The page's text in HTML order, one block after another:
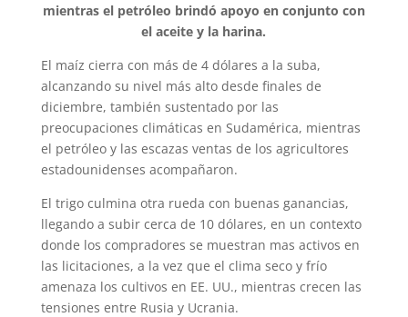
mientras el petróleo brindó apoyo en conjunto con
el aceite y la harina.
El maíz cierra con más de 4 dólares a la suba,
alcanzando su nivel más alto desde finales de
diciembre, también sustentado por las
preocupaciones climáticas en Sudamérica, mientras
el petróleo y las escazas ventas de los agricultores
estadounidenses acompañaron.
El trigo culmina otra rueda con buenas ganancias,
llegando a subir cerca de 10 dólares, en un contexto
donde los compradores se muestran mas activos en
las licitaciones, a la vez que el clima seco y frío
amenaza los cultivos en EE. UU., mientras crecen las
tensiones entre Rusia y Ucrania.